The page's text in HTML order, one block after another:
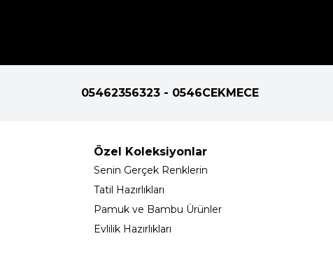
05462356323 - 0546CEKMECE
Özel Koleksiyonlar
Senin Gerçek Renklerin
Tatil Hazırlıkları
Pamuk ve Bambu Ürünler
Evlilik Hazırlıkları